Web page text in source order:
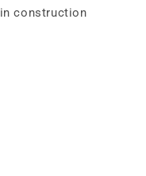
construction